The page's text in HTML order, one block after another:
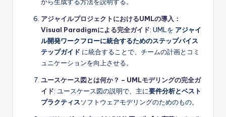
から生成する方法を説明する。
アジャイルプロジェクトにおけるUMLの導入：
Visual Paradigmによる完全ガイド: UMLを アジャイ
ル開発ワークフローに統合するためのステップバイス
テップガイド に統合することで、チームの計画とコミ
ュニケーションを向上させる。
ユースケース図とは何か？ – UMLモデリングの完全ガ
イド: ユースケース図の説明で、主に要件分析とベスト
プラクティスソフトウェアモデリングのためのもの。